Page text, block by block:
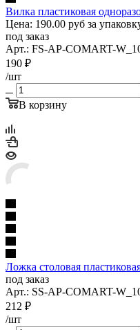
Вилка пластиковая
Цена: 190.00 руб за
под заказ
Арт.: FS-AP-COMART-
190 ₽
/шт
В корзину
Ложка столовая
под заказ
Арт.: SS-AP-COMART-
212 ₽
/шт